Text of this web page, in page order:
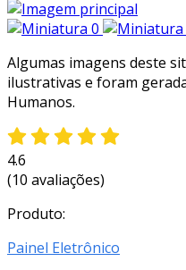
Algumas imagens deste
ilustrativas e foram
Humanos.
4.6
(10 avaliações)
Produto:
Painel Eletrônico